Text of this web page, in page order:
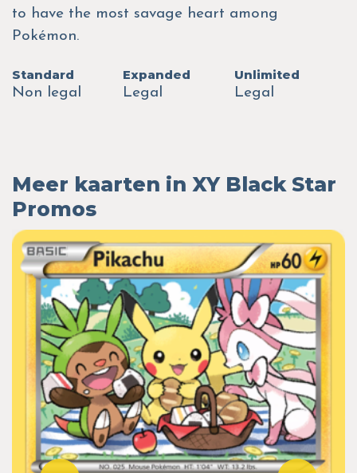
to have the most savage heart among
Pokémon.
Standard
Non legal
Expanded
Legal
Unlimited
Legal
Meer kaarten in XY Black Star
Promos